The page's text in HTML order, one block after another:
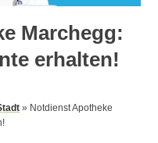
Marchegg:
erhalten!
» Notdienst Apotheke